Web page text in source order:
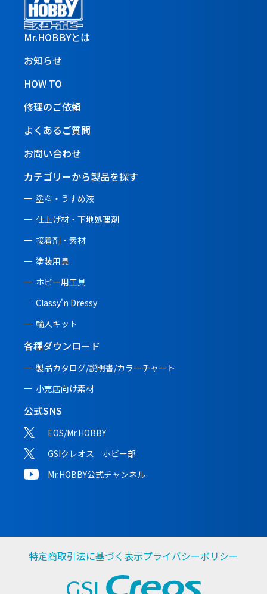
Mr.HOBBYとは
お知らせ
HOW TO
修理のご依頼
よくあるご質問
お問い合わせ
カテゴリーから製品を探す
塗料・うすめ液
仕上げ材・下地処理剤
接着剤・素材
塗装用具
ホビー用工具
Classy'n Dressy
輸入キット
各種ダウンロード
製品カタログ/説明書/カラーチャート
小売店向け素材
公式SNS
EOS/Mr.HOBBY
GSIクレオス ホビー部
Mr.HOBBY公式チャンネル
特定商取引法に基づく表示プライバシーポリシー